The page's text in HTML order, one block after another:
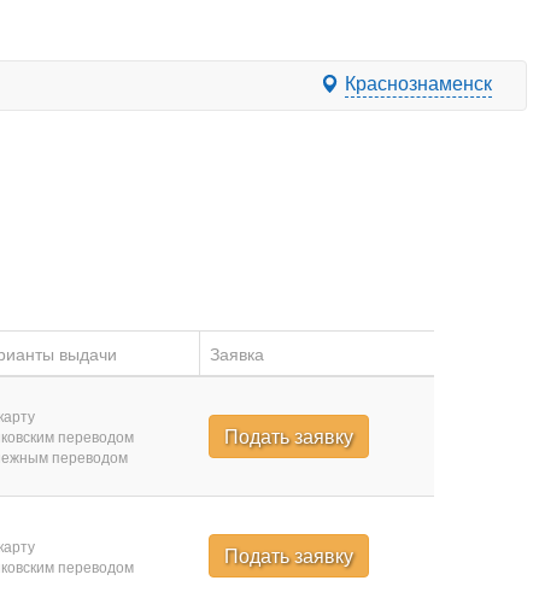
Краснознаменск
выдачи Заявка
переводом
переводом
Подать заявку
переводом
Подать заявку